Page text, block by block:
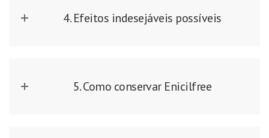
4. Efeitos indesejáveis possíveis
5. Como conservar Enicilfree